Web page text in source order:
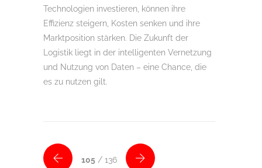
Technologien investieren, können ihre
Effizienz steigern, Kosten senken und ihre
Marktposition stärken. Die Zukunft der
Logistik liegt in der intelligenten Vernetzung
und Nutzung von Daten – eine Chance, die
es zu nutzen gilt.
105 / 136